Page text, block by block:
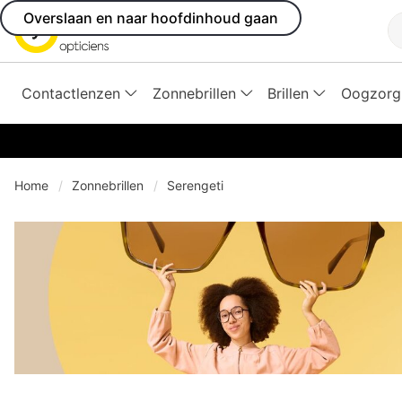
Overslaan en naar hoofdinhoud gaan
Contactlenzen Zonnebrillen Brillen Oogzorg
Home Zonnebrillen Serengeti